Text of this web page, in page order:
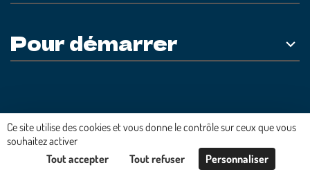
Pour démarrer
Plateforme développée en France parHACKTIV
Ce site utilise des cookies et vous donne le contrôle sur ceux que vous
souhaitez activer
Tout accepter
Tout refuser Personnaliser